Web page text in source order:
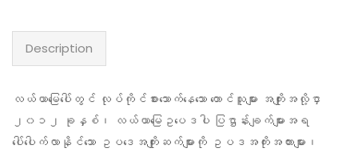
Description
လယ်ယာမြေပေါ်တွင် လုပ်ကိုင်စားသောက်နေသော တောင်သူများ အကျိုးအလို့ငှာ
၂၀၁၂ ခုနှစ်၊ လယ်ယာမြေဥပေဒပါ ပြဌာန်းချက်များအရ
ပေါ်ပေါက်လာနိုင်သော ဥပဒေအကျိုးဆက်များကို ဥပဒအကိုးအကားများ၊